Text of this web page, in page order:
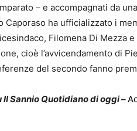
– e accompagnati da
Caporaso ha ufficializzato i
Filomena Di Mezza
cioè l’avvicendamento di
del secondo fanno
Il Sannio Quotidiano di oggi –